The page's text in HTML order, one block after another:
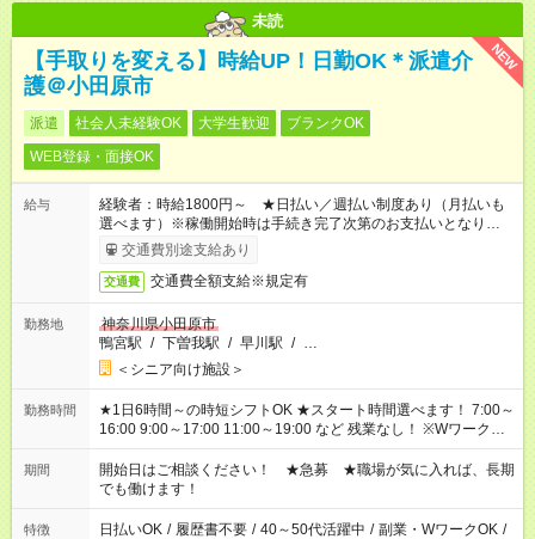
未読
NEW
【手取りを変える】時給UP！日勤OK＊派遣介
護＠小田原市
派遣 社会人未経験OK 大学生歓迎
ブランクOK
WEB登録・面接OK
給与
経験者：時給1800円～ ★日払い／週払い制度あり（月払いも
選べます）※稼働開始時は手続き完了次第のお支払いとなりま
す。交通費別途支給あり
交通費 交通費全額支給※規定有
勤務地
神奈川県小田原市
鴨宮駅 / 下曽我駅 / 早川駅 / …
＜シニア向け施設＞
勤務時間
★1日6時間～の時短シフトOK ★スタート時間選べます！ 7:00～
16:00 9:00～17:00 11:00～19:00 など 残業なし！ ※Wワークの
場合、他のお仕事と合わせ週40時間超の就業はご案内できませ
ん ※法令に基づき、週20時間以上勤務は社会保険への加入対象
となります ※労働者派遣法（日雇い派遣の原則禁止）により、
短時間・短期間の就業はご案内が難しい場合があります
期間
開始日はご相談ください！ ★急募 ★職場が気に入れば、長期
でも働けます！
特徴 日払いOK / 履歴書不要 / 40～50代活躍中 / 副業・WワークOK /